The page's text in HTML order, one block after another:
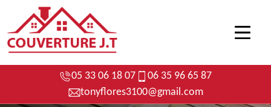
05 33 06 18 07
06 35 96 65 87
tonyflores3100@gmail.com